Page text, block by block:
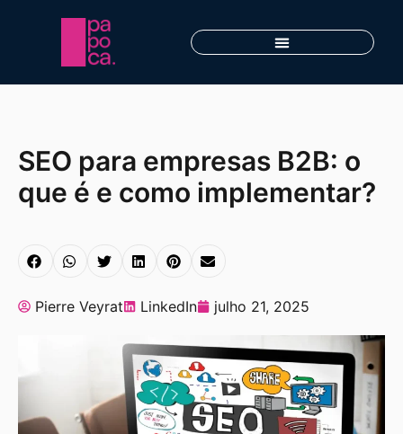
SEO para empresas B2B: o
que é e como implementar?
Pierre Veyrat LinkedIn julho 21, 2025